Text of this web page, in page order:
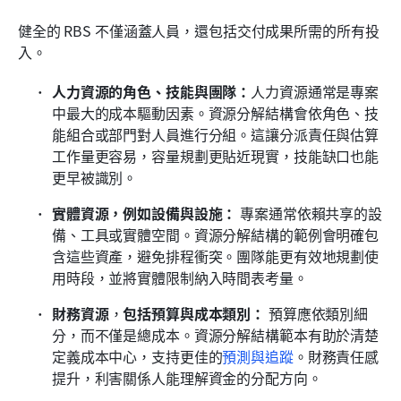
健全的 RBS 不僅涵蓋人員，還包括交付成果所需的所有投
入。
人力資源的角色、技能與團隊： 人力資源通常是專案
中最大的成本驅動因素。資源分解結構會依角色、技
能組合或部門對人員進行分組。這讓分派責任與估算
工作量更容易，容量規劃更貼近現實，技能缺口也能
更早被識別。
實體資源，例如設備與設施： 專案通常依賴共享的設
備、工具或實體空間。資源分解結構的範例會明確包
含這些資產，避免排程衝突。團隊能更有效地規劃使
用時段，並將實體限制納入時間表考量。
財務資源，包括預算與成本類別： 預算應依類別細
分，而不僅是總成本。資源分解結構範本有助於清楚
定義成本中心，支持更佳的預測與追蹤。財務責任感
提升，利害關係人能理解資金的分配方向。